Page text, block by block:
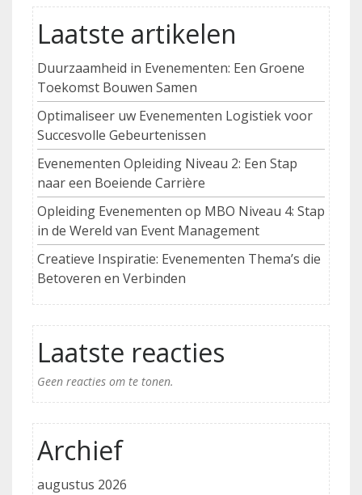
Laatste artikelen
Duurzaamheid in Evenementen: Een Groene
Toekomst Bouwen Samen
Optimaliseer uw Evenementen Logistiek voor
Succesvolle Gebeurtenissen
Evenementen Opleiding Niveau 2: Een Stap
naar een Boeiende Carrière
Opleiding Evenementen op MBO Niveau 4: Stap
in de Wereld van Event Management
Creatieve Inspiratie: Evenementen Thema’s die
Betoveren en Verbinden
Laatste reacties
Geen reacties om te tonen.
Archief
augustus 2026